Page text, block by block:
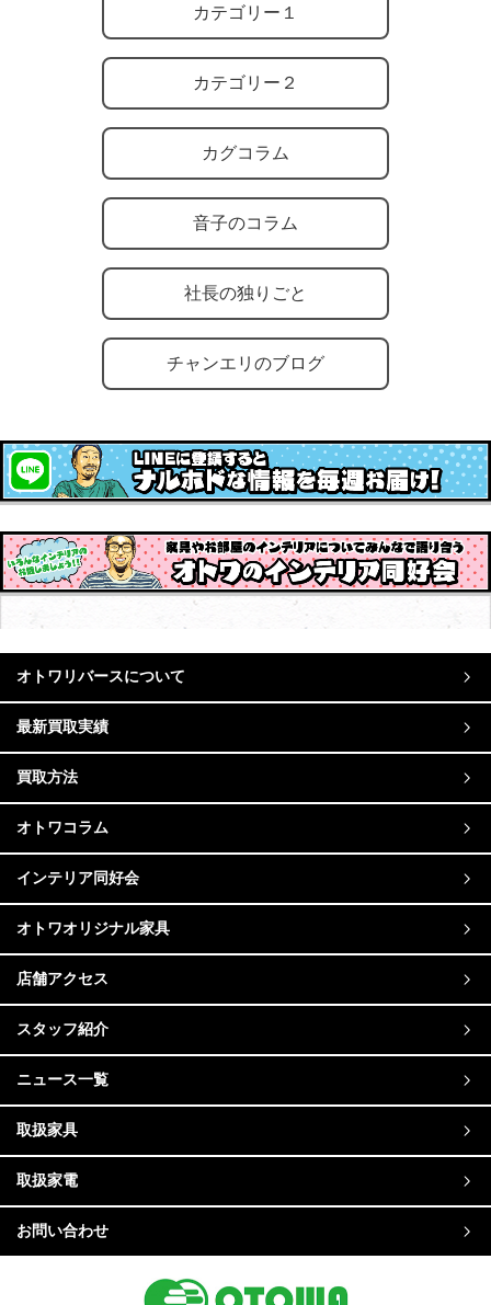
カテゴリー１
カテゴリー２
カグコラム
音子のコラム
社長の独りごと
チャンエリのブログ
オトワリバースについて
最新買取実績
買取方法
オトワコラム
インテリア同好会
オトワオリジナル家具
店舗アクセス
スタッフ紹介
ニュース一覧
取扱家具
取扱家電
お問い合わせ